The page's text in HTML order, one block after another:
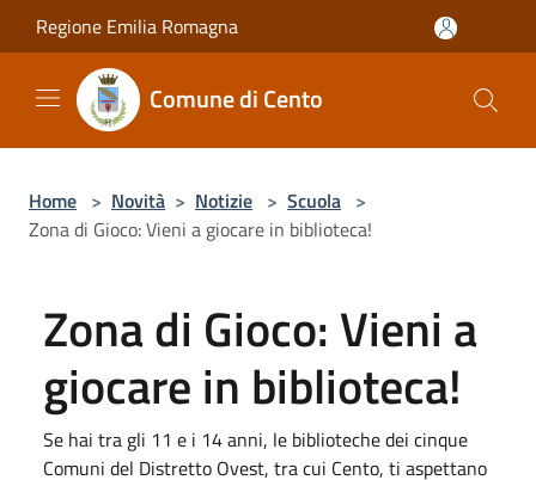
Salta al contenuto principale
Regione Emilia Romagna
Comune di Cento
Home > Novità > Notizie > Scuola >
Zona di Gioco: Vieni a giocare in biblioteca!
Zona di Gioco: Vieni a
giocare in biblioteca!
Se hai tra gli 11 e i 14 anni, le biblioteche dei cinque
Comuni del Distretto Ovest, tra cui Cento, ti aspettano